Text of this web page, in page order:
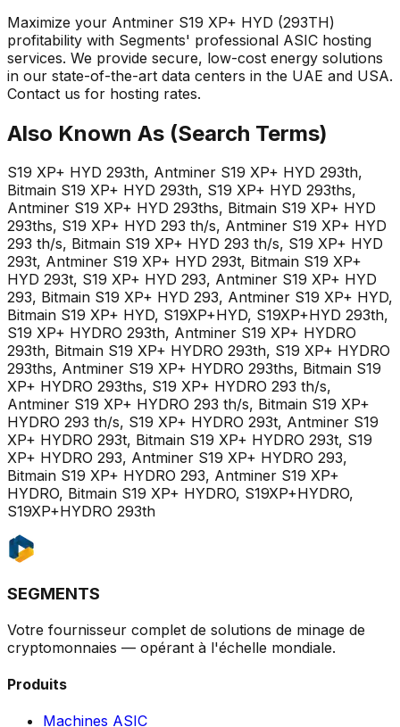
Maximize your Antminer S19 XP+ HYD (293TH)
profitability with Segments' professional ASIC hosting
services. We provide secure, low-cost energy solutions
in our state-of-the-art data centers in the UAE and USA.
Contact us for hosting rates.
Also Known As (Search Terms)
S19 XP+ HYD 293th, Antminer S19 XP+ HYD 293th,
Bitmain S19 XP+ HYD 293th, S19 XP+ HYD 293ths,
Antminer S19 XP+ HYD 293ths, Bitmain S19 XP+ HYD
293ths, S19 XP+ HYD 293 th/s, Antminer S19 XP+ HYD
293 th/s, Bitmain S19 XP+ HYD 293 th/s, S19 XP+ HYD
293t, Antminer S19 XP+ HYD 293t, Bitmain S19 XP+
HYD 293t, S19 XP+ HYD 293, Antminer S19 XP+ HYD
293, Bitmain S19 XP+ HYD 293, Antminer S19 XP+ HYD,
Bitmain S19 XP+ HYD, S19XP+HYD, S19XP+HYD 293th,
S19 XP+ HYDRO 293th, Antminer S19 XP+ HYDRO
293th, Bitmain S19 XP+ HYDRO 293th, S19 XP+ HYDRO
293ths, Antminer S19 XP+ HYDRO 293ths, Bitmain S19
XP+ HYDRO 293ths, S19 XP+ HYDRO 293 th/s,
Antminer S19 XP+ HYDRO 293 th/s, Bitmain S19 XP+
HYDRO 293 th/s, S19 XP+ HYDRO 293t, Antminer S19
XP+ HYDRO 293t, Bitmain S19 XP+ HYDRO 293t, S19
XP+ HYDRO 293, Antminer S19 XP+ HYDRO 293,
Bitmain S19 XP+ HYDRO 293, Antminer S19 XP+
HYDRO, Bitmain S19 XP+ HYDRO, S19XP+HYDRO,
S19XP+HYDRO 293th
SEGMENTS
Votre fournisseur complet de solutions de minage de
cryptomonnaies — opérant à l'échelle mondiale.
Produits
Machines ASIC